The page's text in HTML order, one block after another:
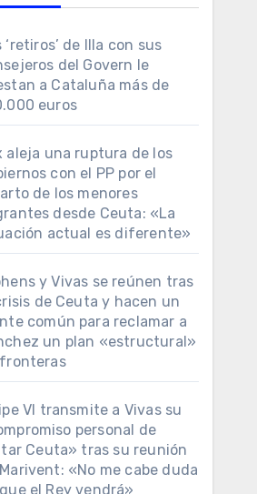
‘retiros’ de Illa con sus
del Govern le
a Cataluña más de
euros
aleja una ruptura de los
con el PP por el
de los menores
desde Ceuta: «La
actual es diferente»
y Vivas se reúnen tras
de Ceuta y hacen un
común para reclamar a
un plan «estructural»
VI transmite a Vivas su
personal de
Ceuta» tras su reunión
«No me cabe duda
el Rey vendrá»